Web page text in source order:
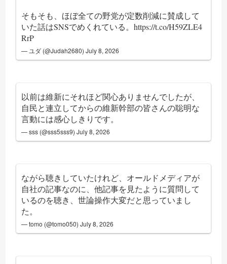
そもそも、ほぼ全ての野党が定数削減に賛成して
いた話はSNSでめくれている。https://t.co/H59ZLE4
RrP
— ユダ (@Judah2680)July 8, 2026
以前は維新にそれほど関心ありませんでしたが、
自民と連立してからの維新幹部の皆さんの聡明な
言動には感心しきりです。
— sss (@sss5sss9)July 8, 2026
ながら聴きしていたけれど、オールドメディアが
自社の記事なのに、他記事を見たように質問して
いるのを聴き、世論操作大変だと思っていまし
た。
— tomo (@tomo050)July 8, 2026